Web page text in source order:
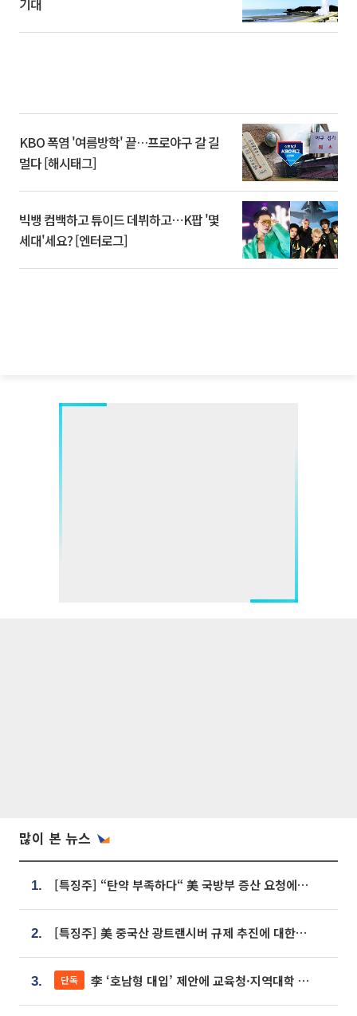
기대
KBO 폭염 '여름방학' 끝…프로야구 갈 길
멀다 [해시태그]
빅뱅 컴백하고 튜이드 데뷔하고⋯K팝 '몇
세대'세요? [엔터로그]
많이 본 뉴스
1. [특징주] “탄약 부족하다“ 美 국방부 증산 요청에⋯국내 방산주 급등세
2. [특징주] 美 중국산 광트랜시버 규제 추진에 대한광통신 등 광통신株 강세
3. 단독 李 ‘호남형 대입’ 제안에 교육청·지역대학 서·논술형 입시 연계 '착수'